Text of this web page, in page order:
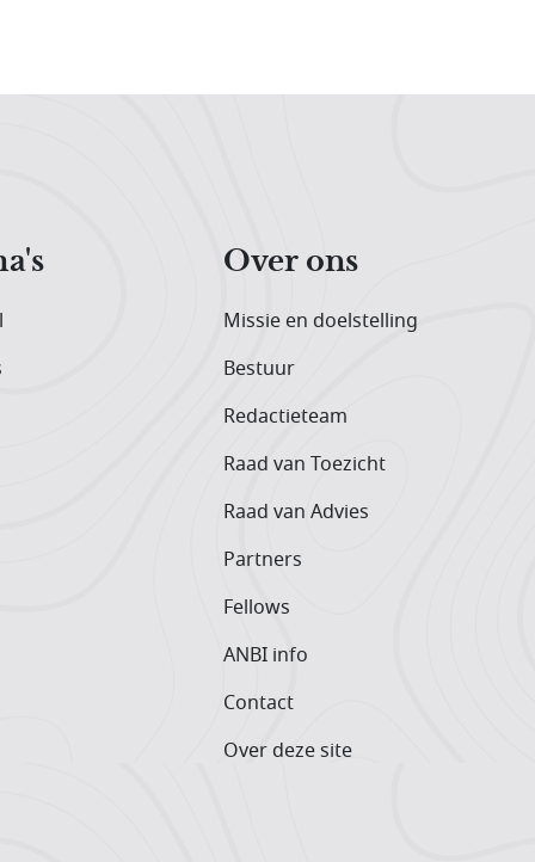
Over ons
Missie en doelstelling
Bestuur
Redactieteam
Raad van Toezicht
Raad van Advies
Partners
Fellows
ANBI info
Contact
Over deze site